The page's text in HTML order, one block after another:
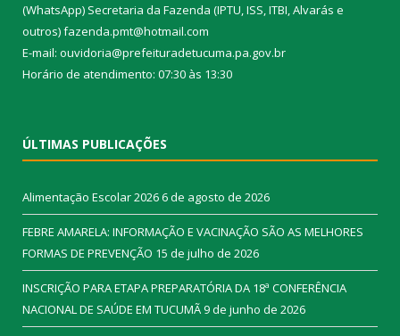
(WhatsApp) Secretaria da Fazenda (IPTU, ISS, ITBI, Alvarás e
outros) fazenda.pmt@hotmail.com
E-mail: ouvidoria@prefeituradetucuma.pa.gov.br
Horário de atendimento: 07:30 às 13:30
ÚLTIMAS PUBLICAÇÕES
Alimentação Escolar 20266 de agosto de 2026
FEBRE AMARELA: INFORMAÇÃO E VACINAÇÃO SÃO AS MELHORES
FORMAS DE PREVENÇÃO 15 de julho de 2026
INSCRIÇÃO PARA ETAPA PREPARATÓRIA DA 18ª CONFERÊNCIA
NACIONAL DE SAÚDE EM TUCUMÃ9 de junho de 2026